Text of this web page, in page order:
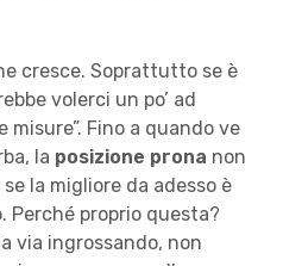
cresce. Soprattutto se è
volerci un po’ ad
misure”. Fino a quando ve
la posizione prona non
la migliore da adesso è
Perché proprio questa?
via ingrossando, non